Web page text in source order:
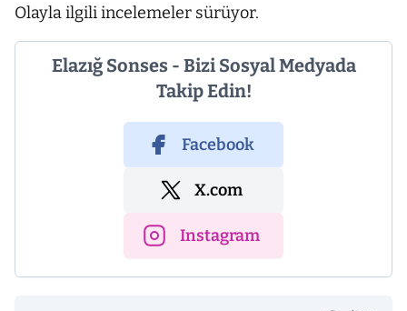
Olayla ilgili incelemeler sürüyor.
Elazığ Sonses - Bizi Sosyal Medyada
Takip Edin!
Facebook
X.com
Instagram